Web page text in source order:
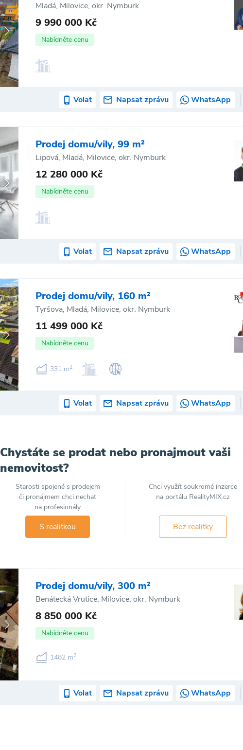
Mladá, Milovice, okr. Nymburk
9 990 000 Kč
Nabídněte cenu
Volat Napsat zprávu WhatsApp
Prodej domu/vily, 99 m²
Lipová, Mladá, Milovice, okr. Nymburk
12 280 000 Kč
Nabídněte cenu
Volat Napsat zprávu WhatsApp
Prodej domu/vily, 160 m²
Tyršova, Mladá, Milovice, okr. Nymburk
11 499 000 Kč
Nabídněte cenu
331 m2
Volat Napsat zprávu WhatsApp
Chystáte se prodat nebo pronajmout vaši
nemovitost?
Starosti spojené s prodejem
či pronájmem chci nechat
na profesionály
S realitkou
Chci využít soukromé inzerce
na portálu RealityMIX.cz
Bez realitky
Prodej domu/vily, 300 m²
Benátecká Vrutice, Milovice, okr. Nymburk
8 850 000 Kč
Nabídněte cenu
1482 m2
Volat Napsat zprávu WhatsApp